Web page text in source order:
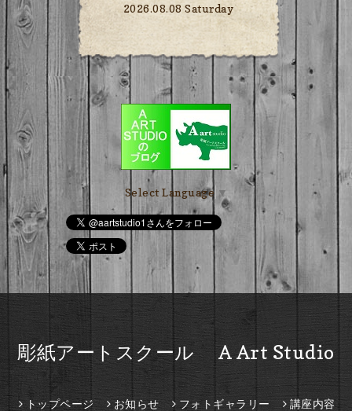
2026.08.08 Saturday
Select Language ▼
彫紙アートスクール A Art Studio
トップページ お知らせ フォトギャラリー 講座内容